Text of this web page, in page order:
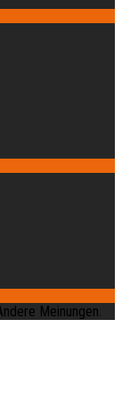
Meinungen.